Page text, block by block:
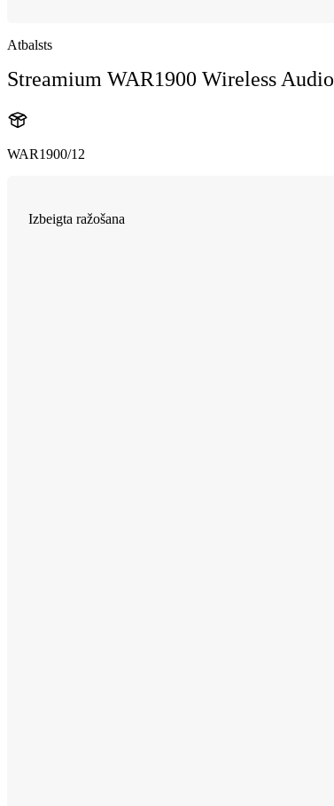
Atbalsts
Streamium WAR1900 Wireless Audio
WAR1900/12
Izbeigta ražošana